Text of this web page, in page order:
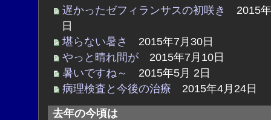
遅かったゼフィランサスの初咲き
2015
日
堪らない暑さ
2015年7月30日
やっと晴れ間が2015年7月10日
暑いですね～
2015年5月 2日
病理検査と今後の治療 2015年4月24日
去年の今頃は